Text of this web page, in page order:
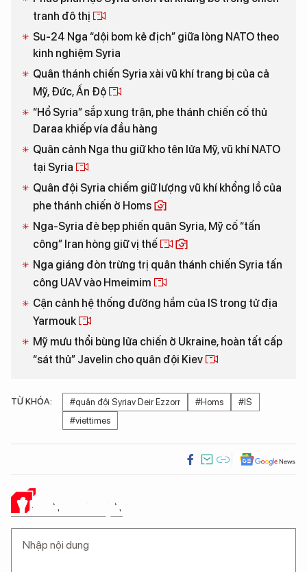
tranh đô thị
Su-24 Nga “dội bom kẻ địch” giữa lòng NATO theo
kinh nghiệm Syria
Quân thánh chiến Syria xài vũ khí trang bị của cả
Mỹ, Đức, Ấn Độ
“Hổ Syria” sắp xung trận, phe thánh chiến cố thủ
Daraa khiếp vía đầu hàng
Quân cảnh Nga thu giữ kho tên lửa Mỹ, vũ khí NATO
tại Syria
Quân đội Syria chiếm giữ lượng vũ khí khổng lồ của
phe thánh chiến ở Homs
Nga-Syria đè bẹp phiến quân Syria, Mỹ cố “tấn
công” Iran hòng giữ vị thế
Nga giáng đòn trừng trị quân thánh chiến Syria tấn
công UAV vào Hmeimim
Cận cảnh hệ thống đường hầm của IS trong tử địa
Yarmouk
Mỹ mưu thổi bùng lửa chiến ở Ukraine, hoàn tất cấp
“sát thủ” Javelin cho quân đội Kiev
TỪ KHÓA: #quân đội Syriav Deir Ezzorr #Homs
#IS
#viettimes
Ý KIẾN CỦA BẠN